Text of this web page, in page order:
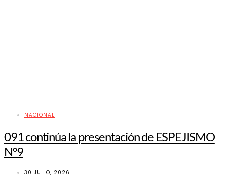
NACIONAL
091 continúa la presentación de ESPEJISMO
Nº9
30 JULIO, 2026